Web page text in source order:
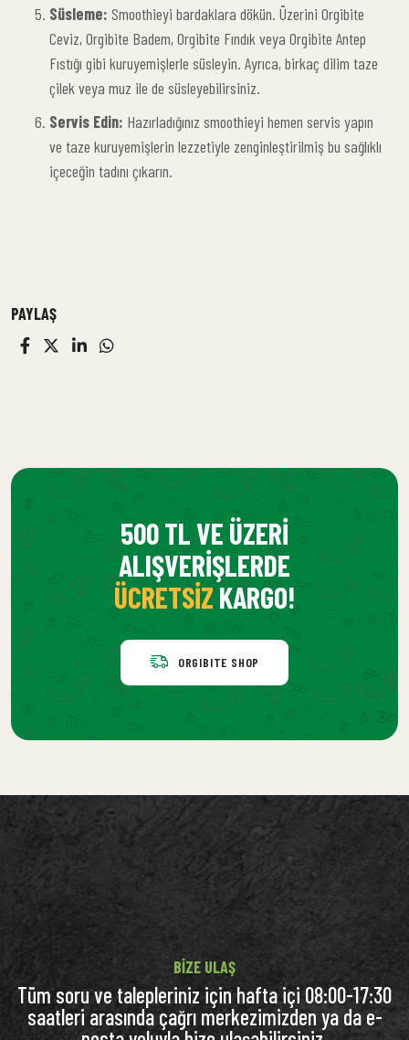
Süsleme: Smoothieyi bardaklara dökün. Üzerini Orgibite
Ceviz, Orgibite Badem, Orgibite Fındık veya Orgibite Antep
Fıstığı gibi kuruyemişlerle süsleyin. Ayrıca, birkaç dilim taze
çilek veya muz ile de süsleyebilirsiniz.
Servis Edin: Hazırladığınız smoothieyi hemen servis yapın
ve taze kuruyemişlerin lezzetiyle zenginleştirilmiş bu sağlıklı
içeceğin tadını çıkarın.
PAYLAŞ
500 TL VE ÜZERI
ALIŞVERIŞLERDE
ÜCRETSIZKARGO!
ORGIBITE SHOP
BIZE ULAŞ
Tüm soru ve talepleriniz için hafta içi 08:00-17:30
saatleri arasında çağrı merkezimizden ya da e-